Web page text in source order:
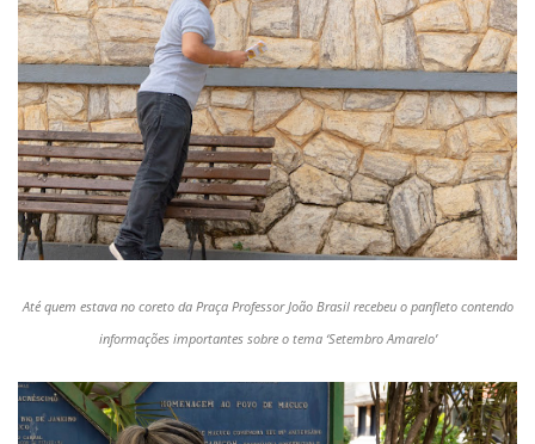
Até quem estava no coreto da Praça Professor João Brasil recebeu o panfleto contendo
informações importantes sobre o tema ‘Setembro Amarelo’